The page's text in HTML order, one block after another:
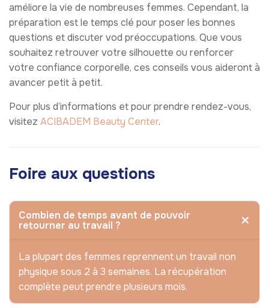
améliore la vie de nombreuses femmes. Cependant, la
préparation est le temps clé pour poser les bonnes
questions et discuter vod préoccupations. Que vous
souhaitez retrouver votre silhouette ou renforcer
votre confiance corporelle, ces conseils vous aideront à
avancer petit à petit.
Pour plus d’informations et pour prendre rendez-vous,
visitez ACIBADEM Beauty Center.
Foire aux questions
Combien de temps avant de pouvoir
retourner au travail ?
La plupart des femmes reprennent un travail non
physique sous 2 à 3 semaines. La récupération
complète peut prendre plusieurs mois.